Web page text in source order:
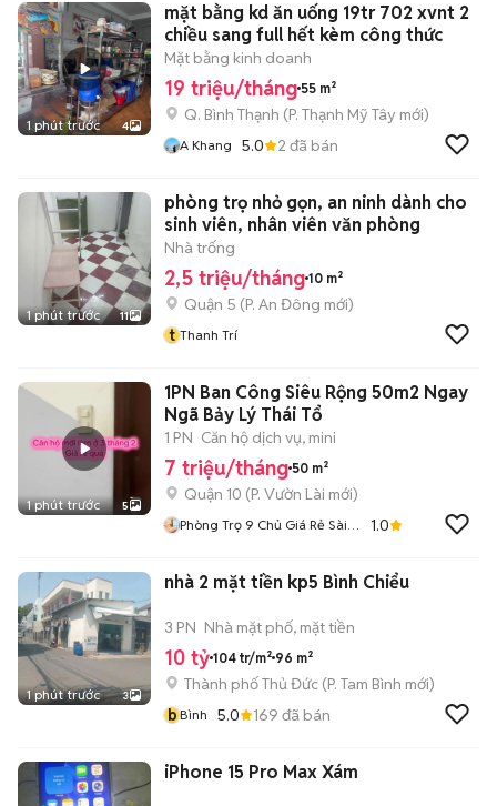
1 phút trước 4
mặt bằng kd ăn uống 19tr 702 xvnt 2
chiều sang full hết kèm công thức
Mặt bằng kinh doanh
19 triệu/tháng 55 m²
Q. Bình Thạnh (P. Thạnh Mỹ Tây mới)
A Khang 5.0 2 đã bán
1 phút trước 11
phòng trọ nhỏ gọn, an ninh dành cho
sinh viên, nhân viên văn phòng
Nhà trống
2,5 triệu/tháng 10 m²
Quận 5 (P. An Đông mới)
t Thanh Trí
1 phút trước 5
1PN Ban Công Siêu Rộng 50m2 Ngay
Ngã Bảy Lý Thái Tổ
1 PN Căn hộ dịch vụ, mini
7 triệu/tháng 50 m²
Quận 10 (P. Vườn Lài mới)
Phòng Trọ 9 Chủ Giá Rẻ Sài
1.0
1 phút trước 3
nhà 2 mặt tiền kp5 Bình Chiểu
3 PN Nhà mặt phố, mặt tiền
10 tỷ 104 tr/m² 96 m²
Thành phố Thủ Đức (P. Tam Bình mới)
bBình 5.0 169 đã bán
iPhone 15 Pro Max Xám